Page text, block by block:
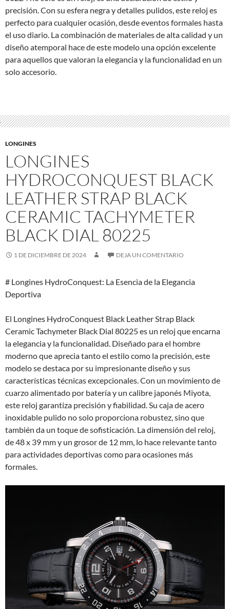
precisión. Con su esfera negra y detalles pulidos, este reloj es
perfecto para cualquier ocasión, desde eventos formales hasta
el uso diario. La combinación de materiales de alta calidad y un
diseño atemporal hace de este modelo una opción excelente
para aquellos que valoran la elegancia y la funcionalidad en un
solo accesorio.
LONGINES
LONGINES
HYDROCONQUEST BLACK
LEATHER STRAP BLACK
CERAMIC TACHYMETER
BLACK DIAL 80225
1 DE DICIEMBRE DE 2024 DEJA UN COMENTARIO
# Longines HydroConquest: La Esencia de la Elegancia
Deportiva
El Longines HydroConquest Black Leather Strap Black
Ceramic Tachymeter Black Dial 80225 es un reloj que encarna
la elegancia y la funcionalidad. Diseñado para el hombre
moderno que aprecia tanto el estilo como la precisión, este
modelo se destaca por su impresionante diseño y sus
características técnicas excepcionales. Con un movimiento de
cuarzo alimentado por batería y un calibre japonés Miyota,
este reloj garantiza precisión y fiabilidad. Su caja de acero
inoxidable pulido no solo proporciona robustez, sino que
también da un toque de sofisticación. La dimensión del reloj,
de 48 x 39 mm y un grosor de 12 mm, lo hace relevante tanto
para actividades deportivas como para ocasiones más
formales.